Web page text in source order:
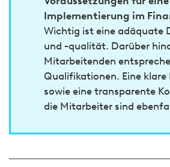
Implementierung im
Wichtig ist eine adäquate
und -qualität. Darüber
Mitarbeitenden
Qualifikationen. Eine klare
sowie eine transparente
die Mitarbeiter sind